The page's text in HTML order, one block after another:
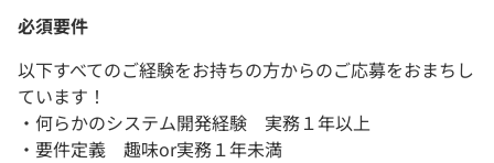
必須要件
以下すべてのご経験をお持ちの方からのご応募をおまちし
ています！
・何らかのシステム開発経験 実務１年以上
・要件定義 趣味or実務１年未満